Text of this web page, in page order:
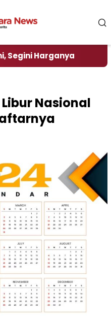
‎Nasirun
Nasional